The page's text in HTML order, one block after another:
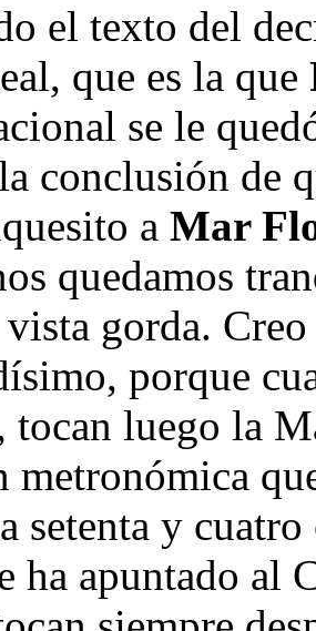
el texto del
que es la que
se le
conclusión de
a Mar
quedamos
gorda.
porque
tocan luego la
setenta y
ha apuntado al